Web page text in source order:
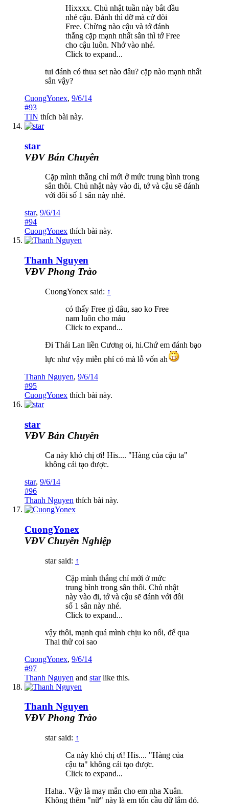
Hixxxx. Chủ nhật tuần này bắt đầu
nhé cậu. Đánh thì dỡ mà cứ đòi
Free. Chừng nào cậu và tớ đánh
thắng cặp mạnh nhất sân thì tớ Free
cho cậu luôn. Nhớ vào nhé.
Click to expand...
tui đánh có thua set nào đâu? cặp nào mạnh nhất
sân vậy?
CuongYonex, 9/6/14
#93
TIN thích bài này.
star
VĐV Bán Chuyên
Cặp mình thắng chỉ mới ở mức trung bình trong
sân thôi. Chủ nhật này vào đi, tớ và cậu sẽ đánh
với đôi số 1 sân này nhé.
star, 9/6/14
#94
CuongYonex thích bài này.
Thanh Nguyen
VĐV Phong Trào
CuongYonex said: ↑
có thấy Free gì đâu, sao ko Free
nam luôn cho máu
Click to expand...
Đi Thái Lan liền Cương oi, hi.Chứ em đánh bạo
lực như vậy miễn phí có mà lỗ vốn ah
Thanh Nguyen, 9/6/14
#95
CuongYonex thích bài này.
star
VĐV Bán Chuyên
Ca này khó chị ơi! His.... "Hàng của cậu ta"
không cải tạo được.
star, 9/6/14
#96
Thanh Nguyen thích bài này.
CuongYonex
VĐV Chuyên Nghiệp
star said: ↑
Cặp mình thắng chỉ mới ở mức
trung bình trong sân thôi. Chủ nhật
này vào đi, tớ và cậu sẽ đánh với đôi
số 1 sân này nhé.
Click to expand...
vậy thôi, mạnh quá mình chịu ko nổi, để qua
Thai thử coi sao
CuongYonex, 9/6/14
#97
Thanh Nguyen and starlike this.
Thanh Nguyen
VĐV Phong Trào
star said: ↑
Ca này khó chị ơi! His.... "Hàng của
cậu ta" không cải tạo được.
Click to expand...
Haha.. Vậy là may mắn cho em nha Xuân.
Không thêm "nữ" này là em tốn cầu dữ lắm đó.